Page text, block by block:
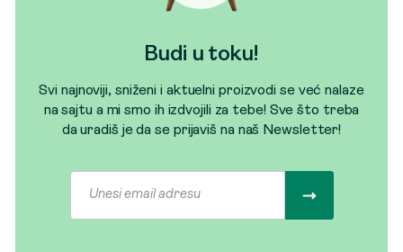
Budi u toku!
Svi najnoviji, sniženi i aktuelni proizvodi se već nalaze
na sajtu a mi smo ih izdvojili za tebe! Sve što treba
da uradiš je da se prijaviš na naš Newsletter!